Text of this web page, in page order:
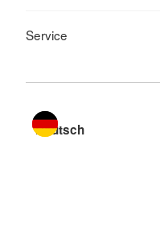
Service
Sprache wechseln zu